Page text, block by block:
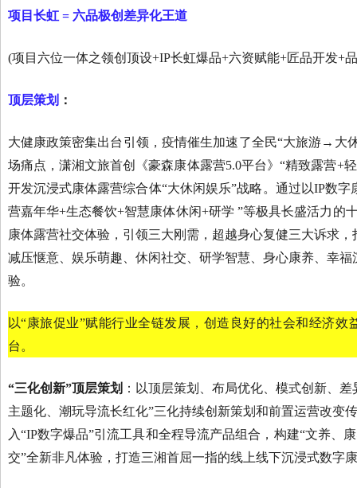
项目长虹 = 六品极创差异化王道
(项目六位一体之领创顶设+IP长虹爆品+六资赋能+匠品开发+
顶层策划 ：
大健康政策密集出台引领，疫情催生加速了全民“大旅游→大
场痛点，潇湘文旅首创《豪森康体露营5.0平台》“精致露营+
开发沉浸式康体露营综合体“大休闲娱乐”战略。通过以IP数
营嘉年华+生态餐饮+智慧康体休闲+研学 ”等极具长盛活力的
康体露营社交体验，引领三大刚需，超越身心复健三大诉求
减压惬意、娱乐萌趣、休闲社交、研学智慧、身心康养、幸
验。
以“康旅促业”赋能行业全链发展，创造良好的社会和经济
台。
“三化创新”顶层策划 ：以顶层策划、布局优化、模式创新、
主题化、潮玩导流长红化”三化持续创新策划和前置运营改变
入“IP数字爆品”引流工具和全程导流产品组合，构建“文养
交”全新非凡体验，打造三湘首屈一指的线上线下沉浸式数字